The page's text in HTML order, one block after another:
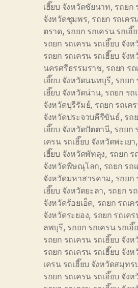
เฮี๊ยบ จังหวัดชัยนาท, รถยก
จังหวัดชุมพร, รถยก รถเคร
ตราด, รถยก รถเครน รถเฮี๊
รถยก รถเครน รถเฮี๊ยบ จัง
รถยก รถเครน รถเฮี๊ยบ จัง
นครศรีธรรมราช, รถยก ร
เฮี๊ยบ จังหวัดนนทบุรี, รถยก
เฮี๊ยบ จังหวัดน่าน, รถยก รถ
จังหวัดบุรีรัมย์, รถยก รถเค
จังหวัดประจวบคีรีขันธ์, รถ
เฮี๊ยบ จังหวัดปัตตานี, รถยก
เครน รถเฮี๊ยบ จังหวัดพะเยา,
เฮี๊ยบ จังหวัดพัทลุง, รถยก ร
จังหวัดพิษณุโลก, รถยก รถ
จังหวัดมหาสารคาม, รถยก
เฮี๊ยบ จังหวัดยะลา, รถยก ร
จังหวัดร้อยเอ็ด, รถยก รถเ
จังหวัดระยอง, รถยก รถเค
ลพบุรี, รถยก รถเครน รถเฮี๊
รถยก รถเครน รถเฮี๊ยบ จังห
รถยก รถเครน รถเฮี๊ยบ จัง
เครน รถเฮี๊ยบ จังหวัดสมุทร
รถยก รถเครน รถเฮี๊ยบ จัง